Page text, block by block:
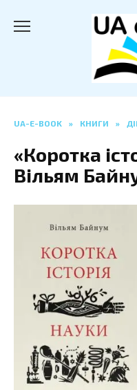
UA-E-BOOK » КНИГИ »
«Коротка
Вільям